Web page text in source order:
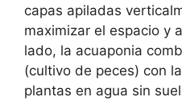
capas apiladas
maximizar el espacio y
lado, la acuaponia
(cultivo de peces) con
plantas en agua sin